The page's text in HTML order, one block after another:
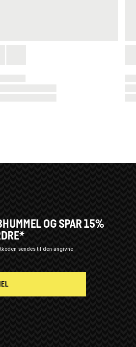
OG SPAR 15%
sendes til den angivne